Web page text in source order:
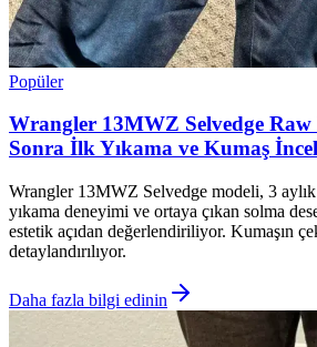
Popüler
Wrangler 13MWZ Selvedge
Sonra İlk Yıkama ve Kumaş
Wrangler 13MWZ Selvedge modeli, 3 aylık
yıkama deneyimi ve ortaya çıkan solma
estetik açıdan değerlendiriliyor. Kumaşın
detaylandırılıyor.
Daha fazla bilgi edinin